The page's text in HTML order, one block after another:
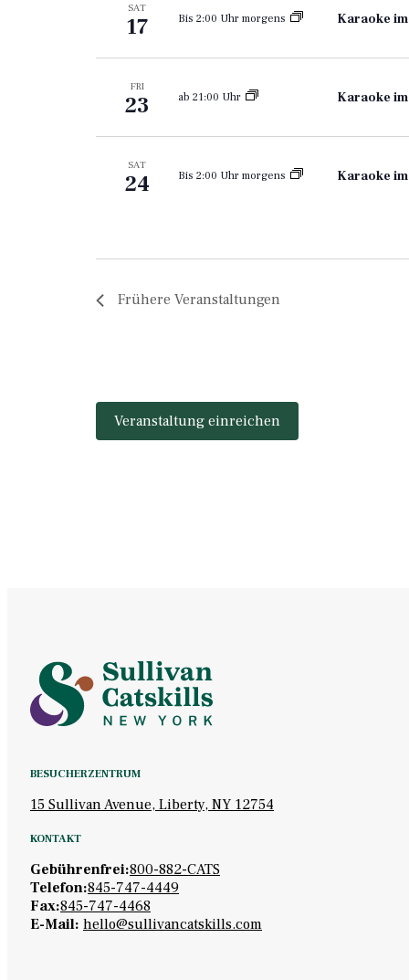
SAT
17 Bis 2:00 Uhr morgens Karaoke
FRI
23 ab 21:00 Uhr Karaoke
SAT
24 Bis 2:00 Uhr morgens Karaoke
Frühere Veranstaltungen
Veranstaltung einreichen
BESUCHERZENTRUM
15 Sullivan Avenue, Liberty, NY 12754
KONTAKT
Gebührenfrei:800-882-CATS
Telefon:845-747-4449
Fax:845-747-4468
E-Mail: hello@sullivancatskills.com